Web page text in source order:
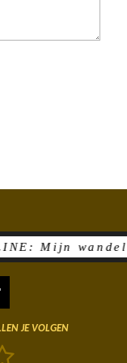
Mijn
JE VOLGEN